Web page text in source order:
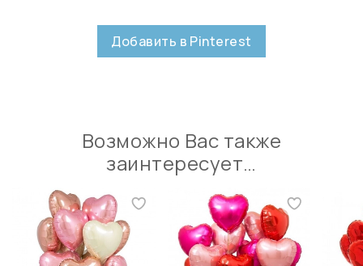
Добавить в Pinterest
Возможно Вас также
заинтересует…